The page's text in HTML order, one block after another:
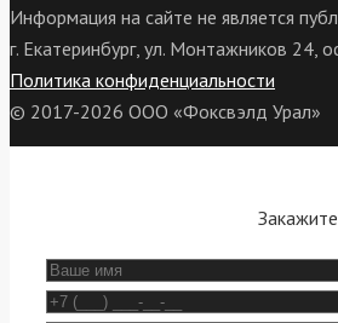
Информация на сайте не является
г. Екатеринбург, ул. Монтажников 24,
Политика конфиденциальности
© 2017-2026 ООО «Фоксвэлд Урал»